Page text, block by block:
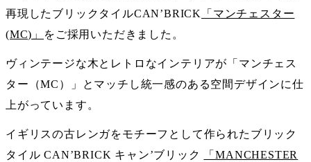
再現したブリックタイルCAN’BRICK 「マンチェスター
(MC)」
をご採用いただきました。
ヴィンテージな木とレトロなインテリアが「マンチェス
ター（MC）」とマッチし統一感のある空間デザインに仕
上がっています。
イギリスの古レンガをモチーフとして作られたブリック
タイル CAN’BRICK キャン’ブリック
「MANCHESTER